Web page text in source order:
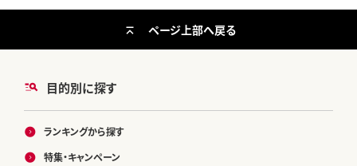
目的別に探す
ランキングから探す
特集・キャンペーン
ページ上部へ戻る